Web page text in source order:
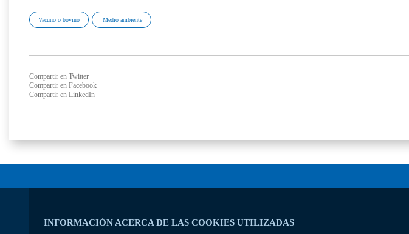
INFORMACIÓN ACERCA DE LAS COOKIES UTILIZADAS
Vacuno o bovino Medio ambiente
Compartir en Twitter
Compartir en Facebook
Compartir en LinkedIn